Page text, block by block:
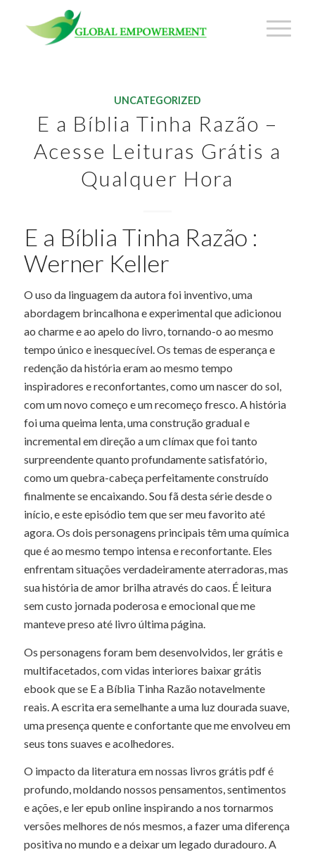
UNCATEGORIZED
E a Bíblia Tinha Razão –
Acesse Leituras Grátis a
Qualquer Hora
E a Bíblia Tinha Razão :
Werner Keller
O uso da linguagem da autora foi inventivo, uma
abordagem brincalhona e experimental que adicionou
ao charme e ao apelo do livro, tornando-o ao mesmo
tempo único e inesquecível. Os temas de esperança e
redenção da história eram ao mesmo tempo
inspiradores e reconfortantes, como um nascer do sol,
com um novo começo e um recomeço fresco. A história
foi uma queima lenta, uma construção gradual e
incremental em direção a um clímax que foi tanto
surpreendente quanto profundamente satisfatório,
como um quebra-cabeça perfeitamente construído
finalmente se encaixando. Sou fã desta série desde o
início, e este episódio tem que ser meu favorito até
agora. Os dois personagens principais têm uma química
que é ao mesmo tempo intensa e reconfortante. Eles
enfrentam situações verdadeiramente aterradoras, mas
sua história de amor brilha através do caos. É leitura
sem custo jornada poderosa e emocional que me
manteve preso até livro última página.
Os personagens foram bem desenvolvidos, ler grátis e
multifacetados, com vidas interiores baixar grátis
ebook que se E a Bíblia Tinha Razão notavelmente
reais. A escrita era semelhante a uma luz dourada suave,
uma presença quente e confortante que me envolveu em
seus tons suaves e acolhedores.
O impacto da literatura em nossas livros grátis pdf é
profundo, moldando nossos pensamentos, sentimentos
e ações, e ler epub online inspirando a nos tornarmos
versões melhores de nós mesmos, a fazer uma diferença
positiva no mundo e a deixar um legado duradouro. A